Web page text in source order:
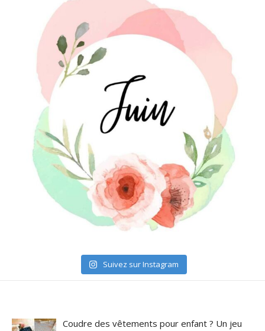
Suivez sur Instagram
Coudre des vêtements pour enfant ? Un jeu